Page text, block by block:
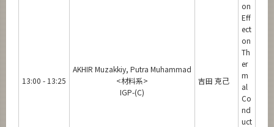
13:00 - 13:25
AKHIR Muzakkiy, Putra Muhammad
<材料系>
IGP-(C)
吉田 克己
on
Eff
ect
on
Th
er
m
al
Co
nd
uct